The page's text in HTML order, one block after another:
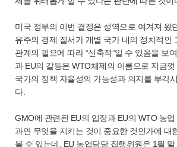
미국 정부의 이번 결정은 성역으로 여겨져 왔
유주의 경제 질서가 개별 국가 내의 정치적인
관계의 필요에 따라 “신축적”일 수 있음을 보
과 EU의 갈등은 WTO체제의 이름으로 지금
국가의 정책 자율성의 가능성과 의지를 부각
다.
GMO에 관련된 EU의 입장과 EU의 WTO 농
과연 무엇을 지키는 것이 중요한 것인가에 대
볼 수 있는데, EU 농업담당 집행위원은 1월